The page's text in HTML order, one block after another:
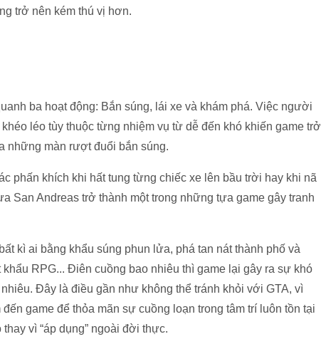
trở nên kém thú vị hơn.
ba hoạt động: Bắn súng, lái xe và khám phá. Việc người
léo tùy thuộc từng nhiệm vụ từ dễ đến khó khiến game trở
những màn rượt đuổi bắn súng.
phấn khích khi hất tung từng chiếc xe lên bầu trời hay khi nã
San Andreas trở thành một trong những tựa game gây tranh
kì ai bằng khẩu súng phun lửa, phá tan nát thành phố và
RPG... Điên cuồng bao nhiêu thì game lại gây ra sự khó
Đây là điều gần như không thể tránh khỏi với GTA, vì
game để thỏa mãn sự cuồng loạn trong tâm trí luôn tồn tại
vì “áp dụng” ngoài đời thực.